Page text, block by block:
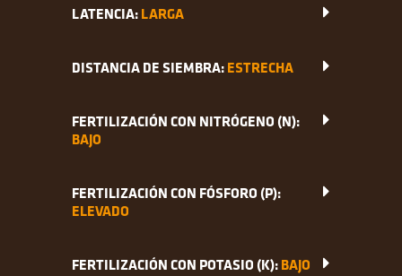
LATENCIA:LARGA
DISTANCIA DE SIEMBRA:ESTRECHA
FERTILIZACIÓN CON NITRÓGENO (N):
BAJO
FERTILIZACIÓN CON FÓSFORO (P):
ELEVADO
FERTILIZACIÓN CON POTASIO (K):BAJO